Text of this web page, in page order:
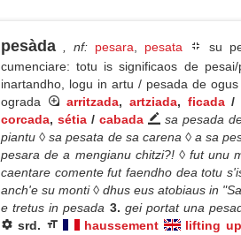
pesàda , nf: pesara pesata
su
cumenciare: totu is significaos de
inartandho, logu in artu / pesada de
ograda
arritzada, artziada, ficada /
corcada,sétia / cabada
sa pesada
piantu ◊ sa pesata de sa carena ◊ a sa
pesara de a mengianu chitzi?! ◊ fut unu
caentare comente fut faendho dea totu
anch'e su monti ◊ dhus eus atobiaus in
e tretus in pesada 3. gei portat una
srd.
haussement
lifting up